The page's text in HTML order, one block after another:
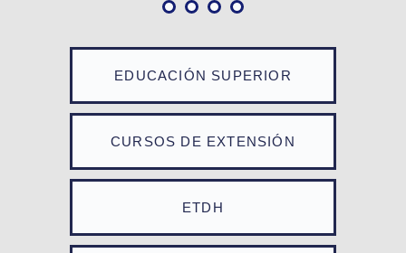
EDUCACIÓN SUPERIOR
CURSOS DE EXTENSIÓN
ETDH